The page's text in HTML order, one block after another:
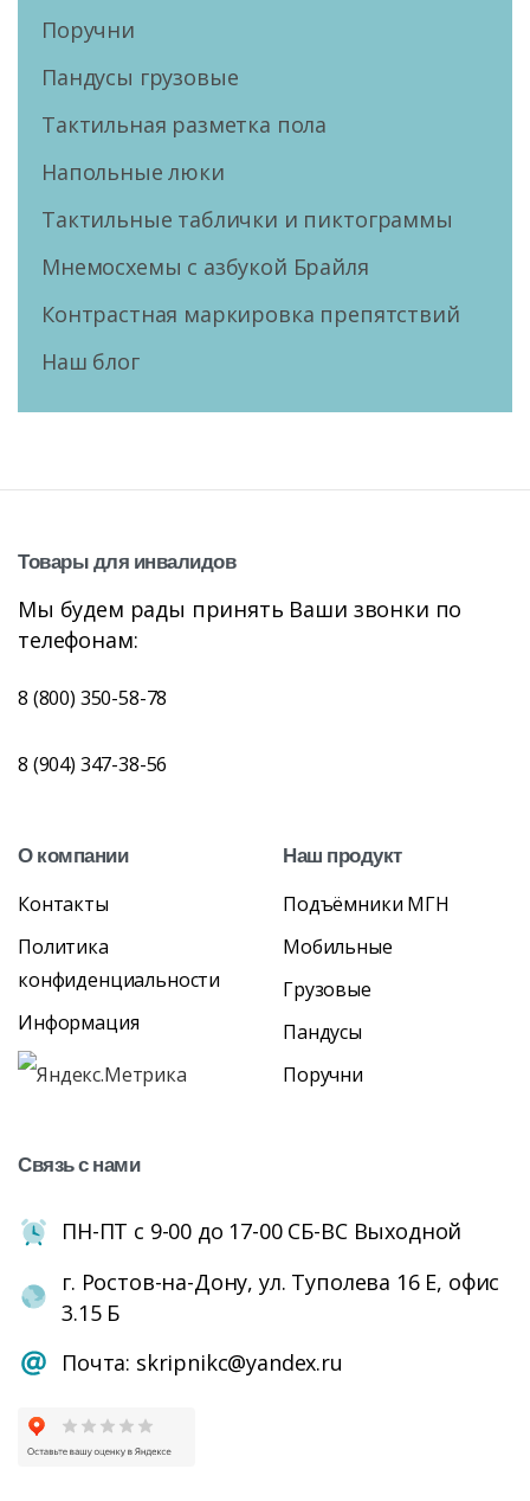
Поручни
Пандусы грузовые
Тактильная разметка пола
Напольные люки
Тактильные таблички и пиктограммы
Мнемосхемы с азбукой Брайля
Контрастная маркировка препятствий
Наш блог
Товарыдля инвалидов
Мы будем рады принять Ваши звонки по
телефонам:
8 (800) 350-58-78
8 (904) 347-38-56
Окомпании
Контакты
Политика
конфиденциальности
Информация
Наш продукт
Подъёмники МГН
Мобильные
Грузовые
Пандусы
Поручни
Связьснами
ПН-ПТ с 9-00 до 17-00 СБ-ВС Выходной
г. Ростов-на-Дону, ул. Туполева 16 Е, офис
3.15 Б
Почта: skripnikc@yandex.ru